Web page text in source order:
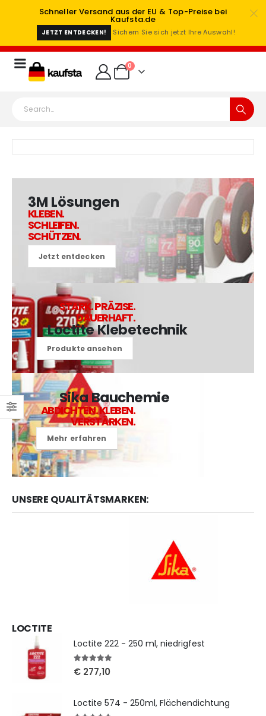
Schneller Versand aus der EU & Top-Preise bei
Kaufsta.de
JETZT ENTDECKEN! Sichern Sie sich jetzt Ihre Auswahl!
0
3M Lösungen
KLEBEN.
SCHLEIFEN.
SCHÜTZEN.
Jetzt entdecken
STARK. PRÄZISE.
DAUERHAFT.
Loctite Klebetechnik
Produkte ansehen
Sika Bauchemie
ABDICHTEN. KLEBEN.
VERSTÄRKEN.
Mehr erfahren
UNSERE QUALITÄTSMARKEN:
LOCTITE
Loctite 222 - 250 ml, niedrigfest
5out of 5
€ 277,10
Loctite 574 - 250ml, Flächendichtung